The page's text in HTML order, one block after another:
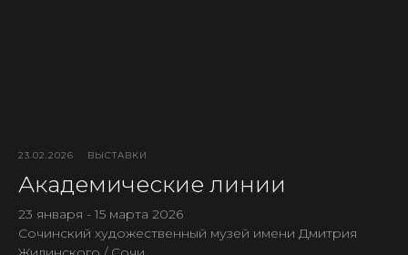
23.02.2026 ВЫСТАВКИ
Академические линии
23 января - 15 марта 2026
Сочинский художественный музей имени Дмитрия